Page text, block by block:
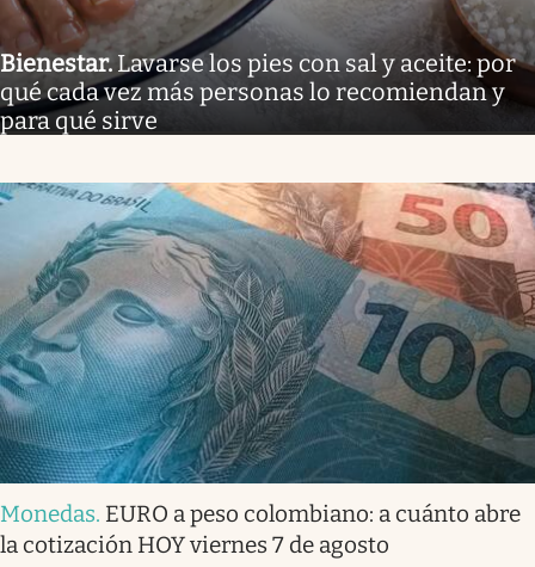
Bienestar.Lavarse los pies con sal y aceite: por
qué cada vez más personas lo recomiendan y
para qué sirve
Monedas. EURO a peso colombiano: a cuánto abre
la cotización HOY viernes 7 de agosto